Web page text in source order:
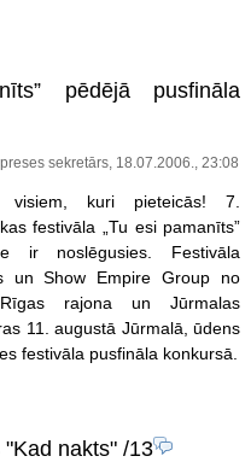
pēdējā pusfināla
sekretārs, 18.07.2006., 23:08
visiem, kuri pieteicās! 7.
festivāla „Tu esi pamanīts”
ir noslēgusies. Festivāla
un Show Empire Group no
rajona un Jūrmalas
11. augustā Jūrmalā, ūdens
festivāla pusfināla konkursā.
nakts"/13